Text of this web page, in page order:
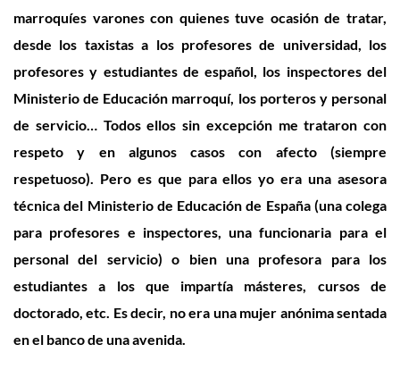
marroquíes varones con quienes tuve ocasión de tratar,
desde los taxistas a los profesores de universidad, los
profesores y estudiantes de español, los inspectores del
Ministerio de Educación marroquí, los porteros y personal
de servicio… Todos ellos sin excepción me trataron con
respeto y en algunos casos con afecto (siempre
respetuoso). Pero es que para ellos yo era una asesora
técnica del Ministerio de Educación de España (una colega
para profesores e inspectores, una funcionaria para el
personal del servicio) o bien una profesora para los
estudiantes a los que impartía másteres, cursos de
doctorado, etc. Es decir, no era una mujer anónima sentada
en el banco de una avenida.